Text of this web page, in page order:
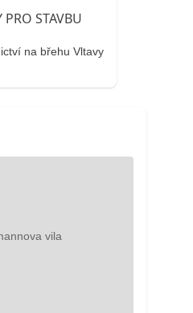
na břehu Vltavy